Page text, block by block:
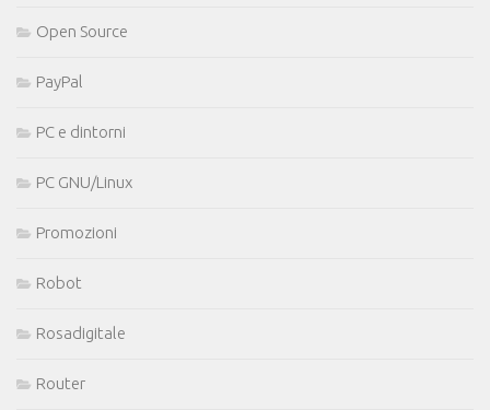
Open Source
PayPal
PC e dintorni
PC GNU/Linux
Promozioni
Robot
Rosadigitale
Router